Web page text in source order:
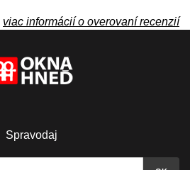
viac informácií o overovaní recenzií
Spravodaj